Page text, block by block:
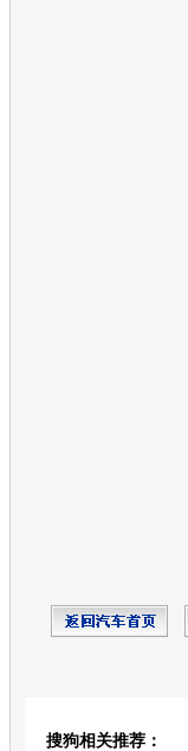
搜狗相关推荐：